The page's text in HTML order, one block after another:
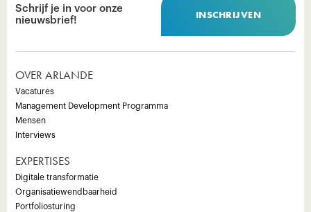
Schrijf je in voor onze
nieuwsbrief!
INSCHRIJVEN
OVER ARLANDE
Vacatures
Management Development Programma
Mensen
Interviews
EXPERTISES
Digitale transformatie
Organisatiewendbaarheid
Portfoliosturing